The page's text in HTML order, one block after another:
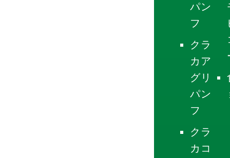
パン
フ
クラ
カア
グリ
パン
フ
クラ
カコ